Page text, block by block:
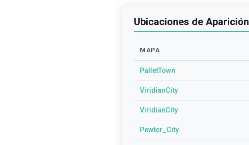
Ubicaciones de Aparición
MAPA
PalletTown
ViridianCity
ViridianCity
Pewter_City